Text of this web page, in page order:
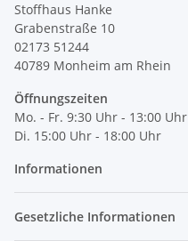
Stoffhaus Hanke
Grabenstraße 10
02173 51244
40789 Monheim am Rhein
Öffnungszeiten
Mo. - Fr. 9:30 Uhr - 13:00 Uhr
Di. 15:00 Uhr - 18:00 Uhr
Informationen
Gesetzliche Informationen